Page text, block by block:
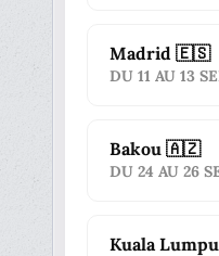
Madrid 🇪🇸
DU 11 AU 13
Bakou 🇦🇿
DU 24 AU 26
Kuala